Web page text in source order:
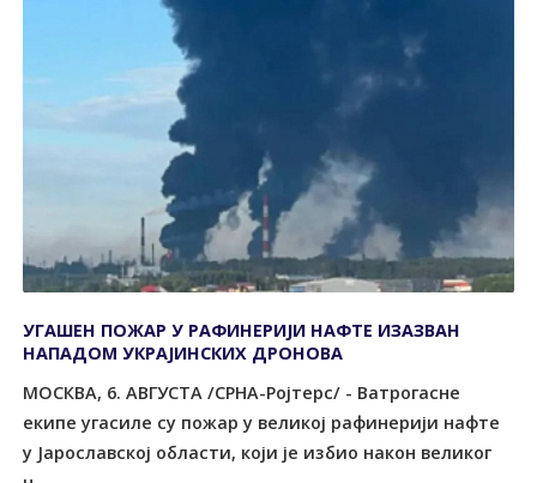
УГАШЕН ПОЖАР У РАФИНЕРИЈИ НАФТЕ ИЗАЗВАН
НАПАДОМ УКРАЈИНСКИХ ДРОНОВА
МОСКВА, 6. АВГУСТА /СРНА-Ројтерс/ - Ватрогасне
екипе угасиле су пожар у великој рафинерији нафте
у Јарославској области, који је избио након великог